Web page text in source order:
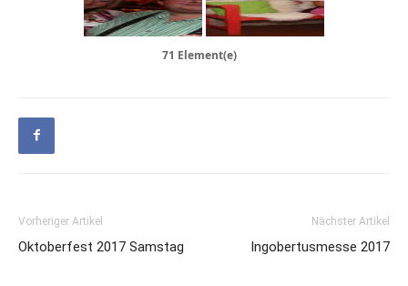
71 Element(e)
Vorheriger Artikel
Oktoberfest 2017 Samstag
Nächster Artikel
Ingobertusmesse 2017